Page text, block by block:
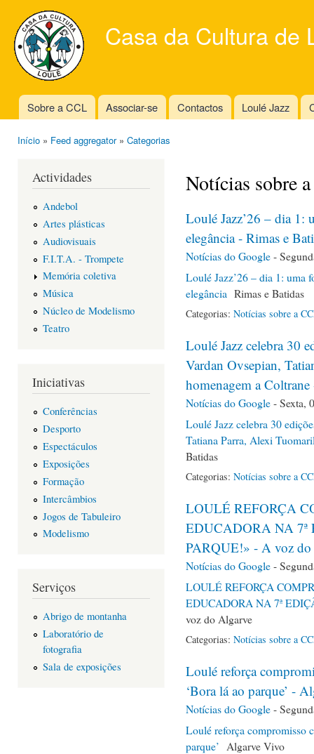
Casa da Cultura de
Main menu
Sobre a CCL Associar-se Contactos Loulé Jazz
Início » Feed aggregator» Categorias
Actividades
Andebol
Artes plásticas
Audiovisuais
F.I.T.A. - Trompete
Memória coletiva
Música
Núcleo de Modelismo
Teatro
Iniciativas
Conferências
Desporto
Espectáculos
Exposições
Formação
Intercâmbios
Jogos de Tabuleiro
Modelismo
Serviços
Abrigo de montanha
Laboratório de
fotografia
Sala de exposições
Notícias sobre
Loulé Jazz’26 – dia 1:
elegância - Rimas e
Notícias do Google-
Loulé Jazz’26 – dia 1: uma
elegância Rimas e Batidas
Categorias: Notícias sobre a
Loulé Jazz celebra 30
Vardan Ovsepian,
homenagem a
Notícias do Google-Sexta,
Loulé Jazz celebra 30
Tatiana Parra, Alexi
Batidas
Categorias: Notícias sobre a
LOULÉ REFORÇA
EDUCADORA NA
PARQUE!» - A voz
Notícias do Google-
LOULÉ REFORÇA
EDUCADORA NA 7ª
voz do Algarve
Categorias: Notícias sobre a
Loulé reforça
‘Bora lá ao parque’ -
Notícias do Google-
Loulé reforça compromisso
parque’ Algarve Vivo